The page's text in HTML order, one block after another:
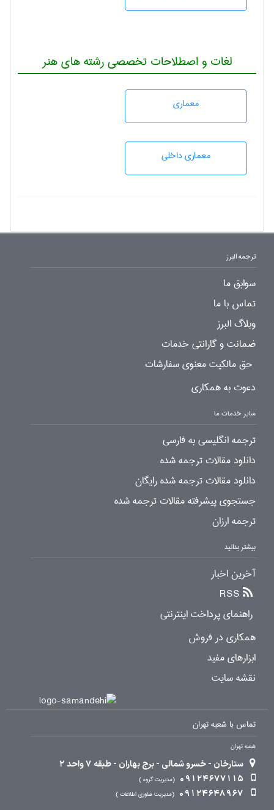
لغات و اصطلاحات تخصصی رشته های هنر
معماری
معماری داخلی
ترجمه البرز
سوابق ما
تماس با ما
وبلاگ البرز
ضمانت و گارانتی خدمات
حق مالکیت معنوی سفارشات
دعوت به همکاری
سایر خدمات ما
ترجمه انگلیسی به فارسی
دانلود مقالات ترجمه شده
دانلود مقالات ترجمه شده رایگان
جستجوی پیشرفته مقالات ترجمه شده
ترجمه ارزان
بیشتر بدانید
آخرین اخبار
RSS
راهنمای پرداخت اینترنتی
همکاری در فروش
ابزارهای مفید
نقشه سایت
تماس با شعبه تهران
شعبه تهران
ستارخان - خسرو شمالی - برج بهاران - طبقه 7 واحد 2
09124677115
مدیریت گروه
09124648967 مدیریت فناوری اطلاعات